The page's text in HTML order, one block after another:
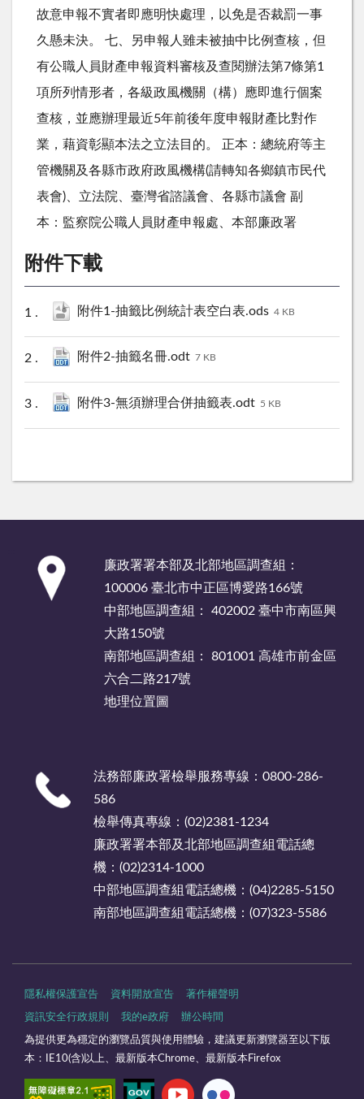
故意申報不實者即應明快處理，以免是否裁罰一事
久懸未決。 七、另申報人雖未被抽中比例查核，但
有公職人員財產申報資料審核及查閱辦法第7條第1
項所列情形者，各級政風機關（構）應即進行個案
查核，並應辦理最近5年前後年度申報財產比對作
業，藉資彰顯本法之立法目的。 正本：總統府等主
管機關及各縣市政府政風機構(請轉知各鄉鎮市民代
表會)、立法院、臺灣省諮議會、各縣市議會 副
本：監察院公職人員財產申報處、本部廉政署
附件下載
附件1-抽籤比例統計表空白表.ods 4 KB
附件2-抽籤名冊.odt 7 KB
附件3-無須辦理合併抽籤表.odt 5 KB
廉政署署本部及北部地區調查組：
100006 臺北市中正區博愛路166號
中部地區調查組： 402002 臺中市南區興
大路150號
南部地區調查組： 801001 高雄市前金區
六合二路217號
地理位置圖
法務部廉政署檢舉服務專線：0800-286-
586
檢舉傳真專線：(02)2381-1234
廉政署署本部及北部地區調查組電話總
機：(02)2314-1000
中部地區調查組電話總機：(04)2285-5150
南部地區調查組電話總機：(07)323-5586
隱私權保護宣告 資料開放宣告 著作權聲明
資訊安全行政規則 我的e政府 辦公時間
為提供更為穩定的瀏覽品質與使用體驗，建議更新瀏覽器至以下版
本：IE10(含)以上、最新版本Chrome、最新版本Firefox